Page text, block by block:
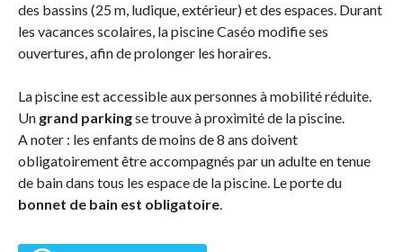
des bassins (25 m, ludique, extérieur) et des espaces. Durant
les vacances scolaires, la piscine Caséo modifie ses
ouvertures, afin de prolonger les horaires.
La piscine est accessible aux personnes à mobilité réduite.
Un grand parkingse trouve à proximité de la piscine.
A noter : les enfants de moins de 8 ans doivent
obligatoirement être accompagnés par un adulte en tenue
de bain dans tous les espace de la piscine. Le porte du
bonnet de bain est obligatoire.